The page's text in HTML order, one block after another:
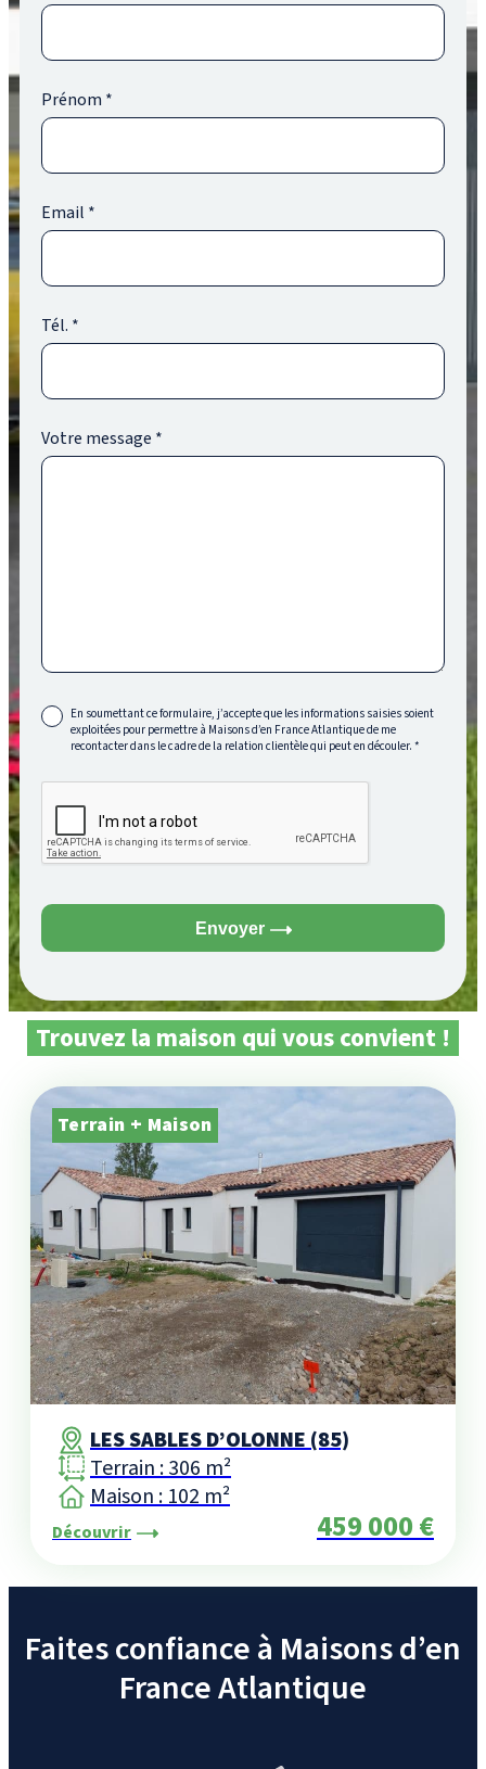
Prénom *
Email *
Tél. *
Votre message *
En soumettant ce formulaire, j’accepte que les informations saisies soient
exploitées pour permettre à Maisons d’en France Atlantique de me
recontacter dans le cadre de la relation clientèle qui peut en découler.*
Envoyer
Trouvez la maison qui vous convient !
Terrain + Maison
LES SABLES D’OLONNE (85)
Terrain : 306 m²
Maison : 102 m²
459 000 €
Découvrir
Faites confiance à Maisons d’en
France Atlantique